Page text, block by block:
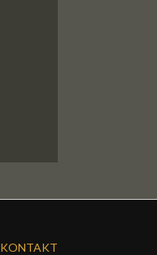
KONTAKT